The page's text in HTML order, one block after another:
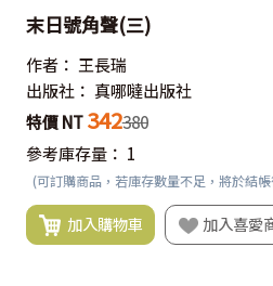
末日號角聲(三)
作者： 王長瑞
出版社： 真哪噠出版社
特價 NT 342380
參考庫存量： 1
(可訂購商品，若庫存數量不足，將於結
加入購物車 加入喜愛